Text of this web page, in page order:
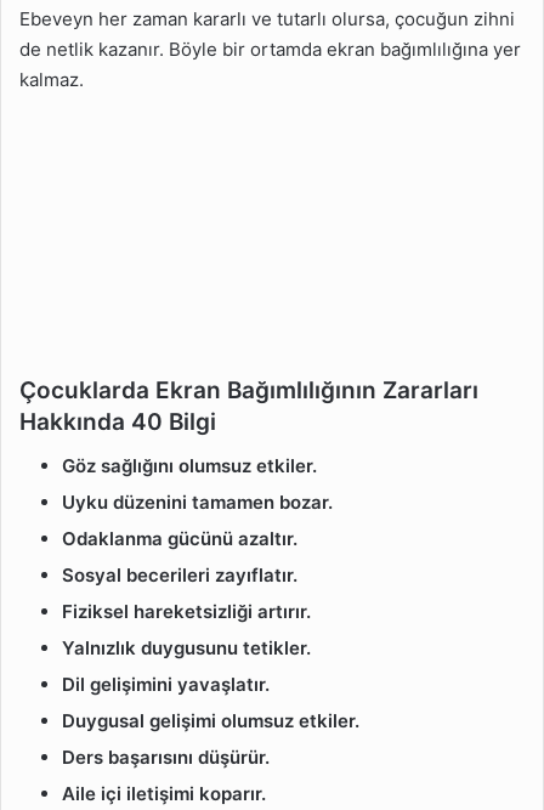
Ebeveyn her zaman kararlı ve tutarlı olursa, çocuğun zihni
de netlik kazanır. Böyle bir ortamda ekran bağımlılığına yer
kalmaz.
Çocuklarda Ekran Bağımlılığının Zararları
Hakkında 40 Bilgi
Göz sağlığını olumsuz etkiler.
Uyku düzenini tamamen bozar.
Odaklanma gücünü azaltır.
Sosyal becerileri zayıflatır.
Fiziksel hareketsizliği artırır.
Yalnızlık duygusunu tetikler.
Dil gelişimini yavaşlatır.
Duygusal gelişimi olumsuz etkiler.
Ders başarısını düşürür.
Aile içi iletişimi koparır.